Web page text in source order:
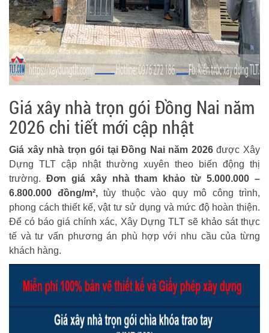
Giá xây nhà trọn gói Đồng Nai năm
2026 chi tiết mới cập nhật
Giá xây nhà trọn gói tại Đồng Nai năm 2026được Xây
Dựng TLT cập nhật thường xuyên theo biến động thị
trường. Đơn giá xây nhà tham khảo từ 5.000.000 –
6.800.000 đồng/m²,tùy thuộc vào quy mô công trình,
phong cách thiết kế, vật tư sử dụng và mức độ hoàn thiện.
Để có báo giá chính xác, Xây Dựng TLT sẽ khảo sát thực
tế và tư vấn phương án phù hợp với nhu cầu của từng
khách hàng.